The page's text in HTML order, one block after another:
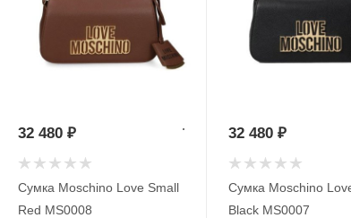
Сумка Moschino Love Small
Red MS0008
32 480 ₽
Сумка Moschino
Black MS0007
32 480 ₽